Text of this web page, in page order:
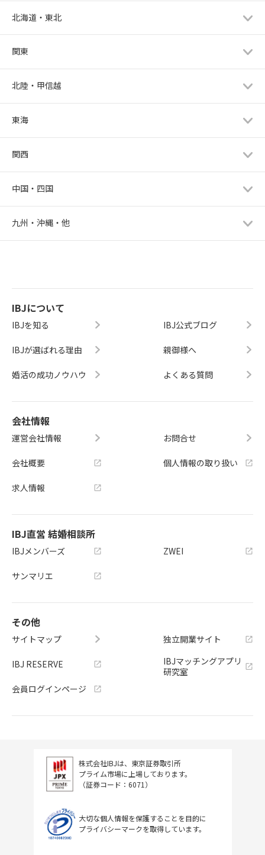
北海道・東北
関東
北陸・甲信越
東海
関西
中国・四国
九州・沖縄・他
IBJについて
IBJを知る
IBJが選ばれる理由
婚活の成功ノウハウ
IBJ公式ブログ
親御様へ
よくある質問
会社情報
運営会社情報
会社概要
求人情報
お問合せ
個人情報の取り扱い
IBJ直営 結婚相談所
IBJメンバーズ
サンマリエ
ZWEI
その他
サイトマップ
IBJ RESERVE
会員ログインページ
独立開業サイト
IBJマッチングアプリ
研究室
株式会社IBJは、東京証券取引所
プライム市場に上場しております。
（証券コード：6071）
大切な個人情報を保護することを目的に
プライバシーマークを取得しています。